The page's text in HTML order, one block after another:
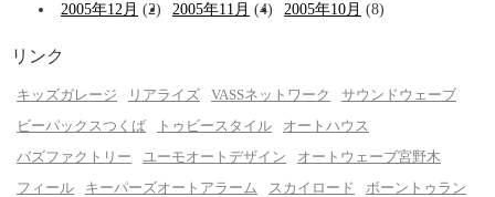
2005年12月 (2) 2005年11月 (4) 2005年10月 (8)
リンク
キッズガレージ リアライズ VASSネットワーク
サウンドウェーブ
ビーパックスつくば
トゥビースタイル
オートハウス
バズファクトリー
ユーモオートデザイン
オートウェーブ宮野木
フィール
キーパーズオートアラーム スカイロード
ボーントゥラン